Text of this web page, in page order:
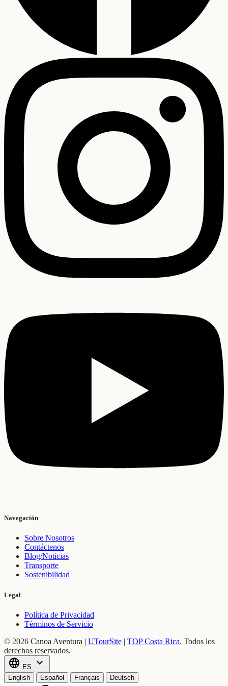
Navegación
Sobre Nosotros
Contáctenos
Blog/Noticias
Transporte
Sostenibilidad
Legal
Política de Privacidad
Términos de Servicio
© 2026 Canoa Aventura | UTourSite | TOP Costa Rica. Todos los
derechos reservados.
language ES expand_more
English Español Français Deutsch